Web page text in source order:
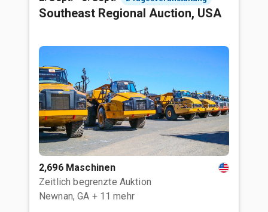
Southeast Regional Auction, USA
2,696 Maschinen
Zeitlich begrenzte Auktion
Newnan, GA + 11 mehr